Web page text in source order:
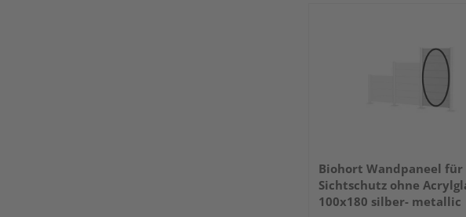
Biohort Wandpaneel für
Sichtschutz ohne
100x180 silber- metallic